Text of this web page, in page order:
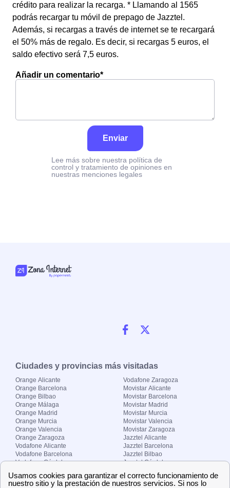
crédito para realizar la recarga. * Llamando al 1565
podrás recargar tu móvil de prepago de Jazztel.
Además, si recargas a través de internet se te recargará
el 50% más de regalo. Es decir, si recargas 5 euros, el
saldo efectivo será 7,5 euros.
Añadir un comentario*
Enviar
Lee más sobre nuestra política de
control y tratamiento de opiniones en
nuestras menciones legales
Ciudades y provincias más visitadas
Orange Alicante
Orange Barcelona
Orange Bilbao
Orange Málaga
Orange Madrid
Orange Murcia
Orange Valencia
Orange Zaragoza
Vodafone Alicante
Vodafone Barcelona
Vodafone Córdoba
Vodafone Madrid
Vodafone Zaragoza
Movistar Alicante
Movistar Barcelona
Movistar Madrid
Movistar Murcia
Movistar Valencia
Movistar Zaragoza
Jazztel Alicante
Jazztel Barcelona
Jazztel Bilbao
Jazztel Córdoba
Jazztel Málaga